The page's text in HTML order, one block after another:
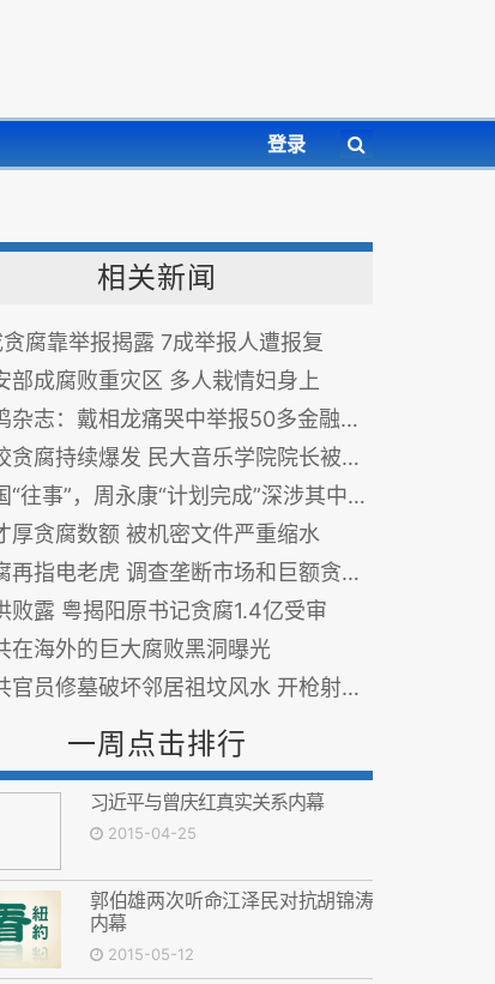
登录
相关新闻
腐靠举报揭露 7成举报人遭报复
部成腐败重灾区 多人栽情妇身上
杂志：戴相龙痛哭中举报50多金融高管
贪腐持续爆发 民大音乐学院院长被查(图)
“往事”，周永康“计划完成”深涉其中？
厚贪腐数额 被机密文件严重缩水
指电老虎 调查垄断市场和巨额贪腐以及买官卖官
败露 粤揭阳原书记贪腐1.4亿受审
在海外的巨大腐败黑洞曝光
员修墓破坏邻居祖坟风水 开枪射伤阻止者 组图
一周点击排行
习近平与曾庆红真实关系内幕
2015-04-25
郭伯雄两次听命江泽民对抗胡锦涛
内幕
2015-05-12